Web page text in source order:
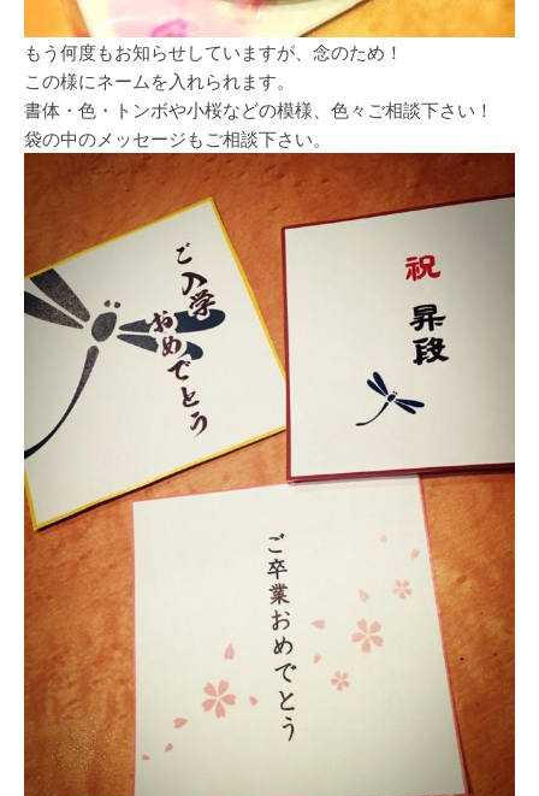
もう何度もお知らせしていますが、念のため！
この様にネームを入れられます。
書体・色・トンボや小桜などの模様、色々ご相談下さい！
袋の中のメッセージもご相談下さい。